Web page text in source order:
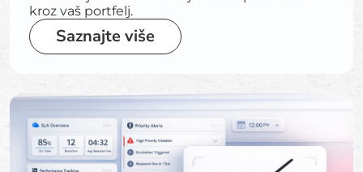
kroz vaš portfelj.
Saznajte više